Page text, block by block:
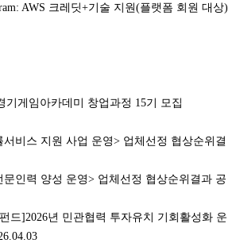
AWS 크레딧+기술 지원(플랫폼 회원 대상)
기게임아카데미 창업과정 15기 모집
서비스 지원 사업 운영> 업체선정 협상순위결
문인력 양성 운영> 업체선정 협상순위결과 공
드]2026년 민관협력 투자유치 기회활성화 운